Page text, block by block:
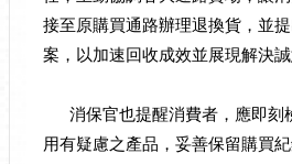
接至原購買通路辦理退換貨，並
案，以加速回收成效並展現解決誠
消保官也提醒消費者，應即刻
用有疑慮之產品，妥善保留購買